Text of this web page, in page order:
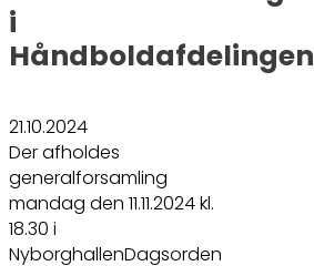
i
Håndboldafdelingen
21.10.2024
Der afholdes
generalforsamling
mandag den 11.11.2024 kl.
18.30 i
NyborghallenDagsorden